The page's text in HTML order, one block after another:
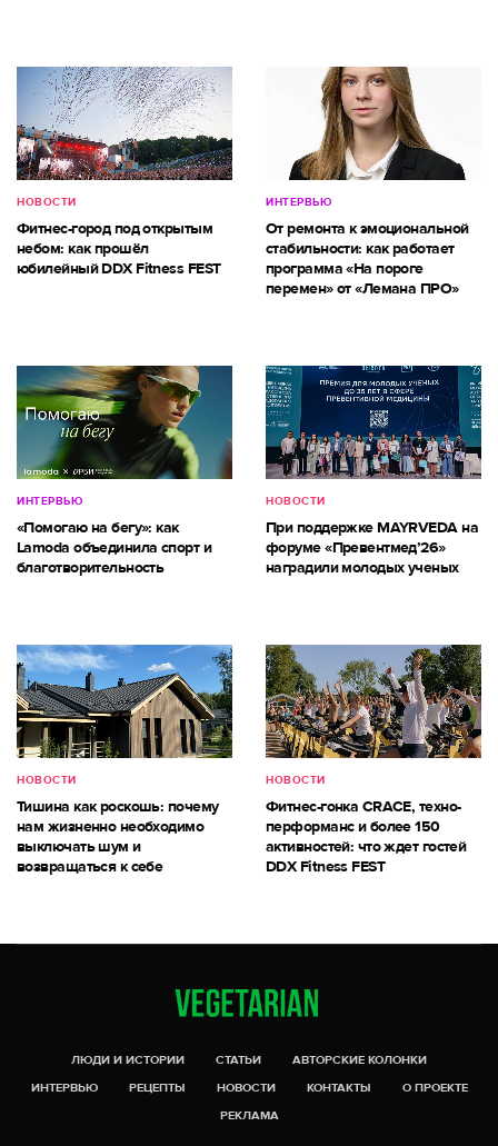
НОВОСТИ
Фитнес-город под открытым
небом: как прошёл
юбилейный DDX Fitness FEST
ИНТЕРВЬЮ
От ремонта к эмоциональной
стабильности: как работает
программа «На пороге
перемен» от «Лемана ПРО»
ИНТЕРВЬЮ
«Помогаю на бегу»: как
Lamoda объединила спорт и
благотворительность
НОВОСТИ
При поддержке MAYRVEDA на
форуме «Превентмед’26»
наградили молодых ученых
НОВОСТИ
Тишина как роскошь: почему
нам жизненно необходимо
выключать шум и
возвращаться к себе
НОВОСТИ
Фитнес-гонка CRACE, техно-
перформанс и более 150
активностей: что ждет гостей
DDX Fitness FEST
ЛЮДИ И ИСТОРИИ СТАТЬИ
АВТОРСКИЕ КОЛОНКИ
ИНТЕРВЬЮ
РЕЦЕПТЫ НОВОСТИ КОНТАКТЫ
О ПРОЕКТЕ
РЕКЛАМА